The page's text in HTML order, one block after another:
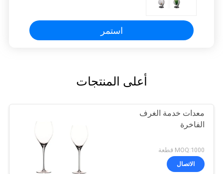
استمر
أعلى المنتجات
معدات خدمة الغرف
الفاخرة
MOQ:1000 قطعة
الاتصال